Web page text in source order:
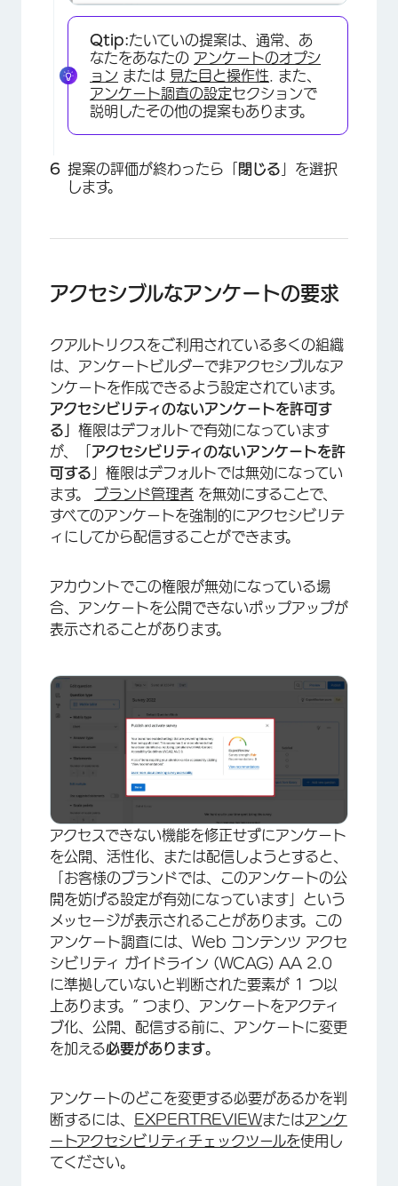
×
×
Qtip:たいていの提案は、通常、あ
なたをあなたの アンケートのオプシ
ョン または 見た目と操作性 . また、
アンケート調査の設定セクションで
説明したその他の提案もあります。
提案の評価が終わったら「 閉じる 」を選択
します。
アクセシブルなアンケートの要求
クアルトリクスをご利用されている多くの組織
は、アンケートビルダーで非アクセシブルなア
ンケートを作成できるよう設定されています。
アクセシビリティのないアンケートを許可す
る」 権限はデフォルトで有効になっています
が、「 アクセシビリティのないアンケートを許
可する 」権限はデフォルトでは無効になってい
ます。 ブランド管理者 を無効にすることで、
すべてのアンケートを強制的にアクセシビリテ
ィにしてから配信することができます。
アカウントでこの権限が無効になっている場
合、アンケートを公開できないポップアップが
表示されることがあります。
アクセスできない機能を修正せずにアンケート
を公開、活性化、または配信しようとすると、
「お客様のブランドでは、このアンケートの公
開を妨げる設定が有効になっています」という
メッセージが表示されることがあります。この
アンケート調査には、Web コンテンツ アクセ
シビリティ ガイドライン (WCAG) AA 2.0
に準拠していないと判断された要素が 1 つ以
上あります。” つまり、アンケートをアクティ
ブ化、公開、配信する前に、アンケートに変更
を加える必要があります。
アンケートのどこを変更する必要があるかを判
断するには、 EXPERTREVIEWまたはアンケ
ートアクセシビリティチェックツールを使用し
てください。